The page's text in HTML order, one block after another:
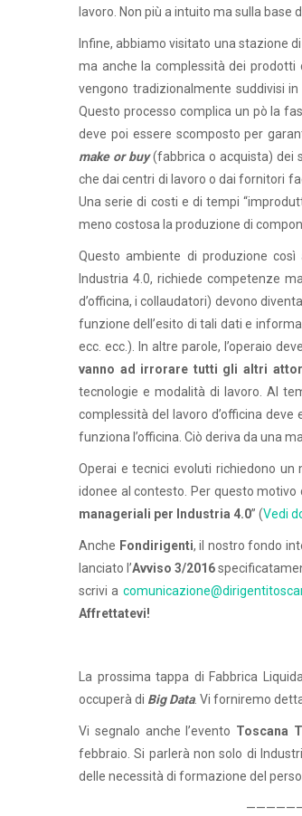
lavoro. Non più a intuito ma sulla
Infine, abbiamo visitato una stazione di
ma anche la complessità dei
vengono tradizionalmente suddivisi
Questo processo complica un pò la
deve poi essere scomposto per
make or buy(fabbrica o acquista) dei
che dai centri di lavoro o dai fornitori
Una serie di costi e di tempi
meno costosa la produzione di
Questo ambiente di produzione
Industria 4.0, richiede competenze
d’officina, i collaudatori) devono
funzione dell’esito di tali dati e
ecc. ecc.). In altre parole, l’operaio
vanno ad irrorare tutti gli altri
tecnologie e modalità di lavoro. Al
complessità del lavoro d’officina
funziona l’officina. Ciò deriva da una
Operai e tecnici evoluti richiedono
idonee al contesto. Per questo
manageriali per Industria 4.0” (Vedi
Anche Fondirigenti, il nostro fondo
lanciato l’Avviso 3/2016
scrivi a
Affrettatevi!
La prossima tappa di Fabbrica
occuperà di Big Data. Vi forniremo
Vi segnalo anche l’evento Toscana
febbraio. Si parlerà non solo di
delle necessità di formazione del